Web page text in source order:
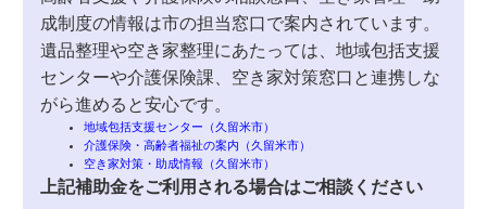
成制度の情報は市の担当窓口で案内されています。
遺品整理や空き家整理にあたっては、地域包括支援
センターや介護保険課、空き家対策窓口と連携しな
がら進めると安心です。
地域包括支援センター（久留米市）
介護保険・高齢者福祉の案内（久留米市）
空き家対策・助成情報（久留米市）
上記補助金をご利用される場合はご相談ください